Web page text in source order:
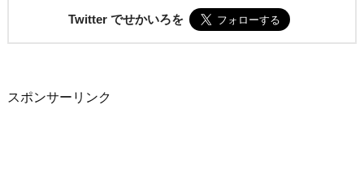
Twitter でせかいろを
スポンサーリンク